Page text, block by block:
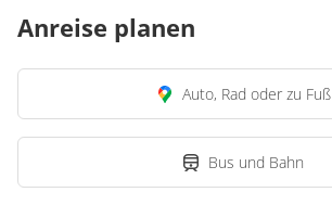
Anreise planen
Auto, Rad oder zu Fuß
Bus und Bahn